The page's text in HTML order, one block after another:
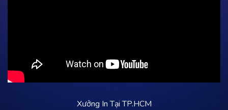
Xưởng In Tại TP.HCM